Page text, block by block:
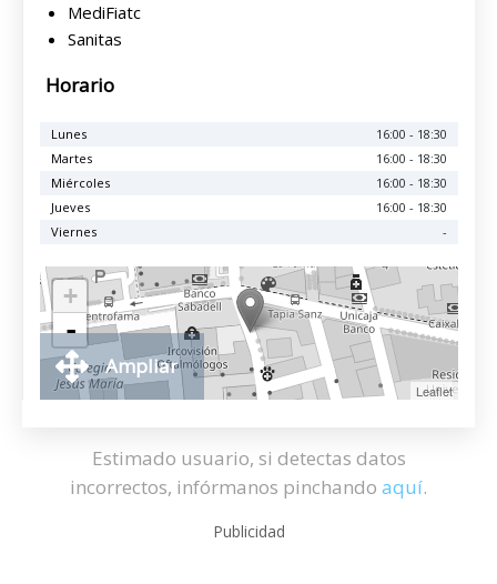
MediFiatc
Sanitas
Horario
Lunes
16:00 - 18:30
Martes
16:00 - 18:30
Miércoles
16:00 - 18:30
Jueves
16:00 - 18:30
Viernes
-
+
-
Leaflet
Ampliar
Estimado usuario, si detectas datos
incorrectos, infórmanos pinchando aquí.
Publicidad